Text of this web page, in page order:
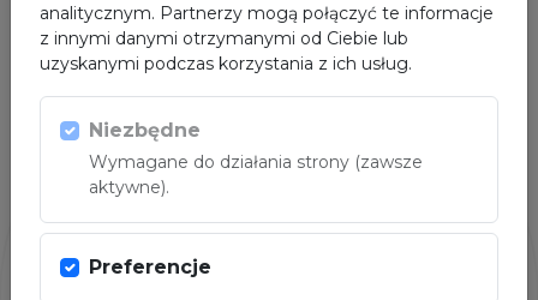
analitycznym. Partnerzy mogą połączyć te informacje
z innymi danymi otrzymanymi od Ciebie lub
uzyskanymi podczas korzystania z ich usług.
Niezbędne
Wymagane do działania strony (zawsze
aktywne).
Preferencje